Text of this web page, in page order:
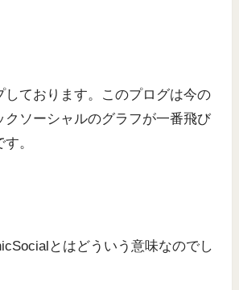
しております。このプログは今の
クソーシャルのグラフが一番飛び
。
とはどういう意味なのでし